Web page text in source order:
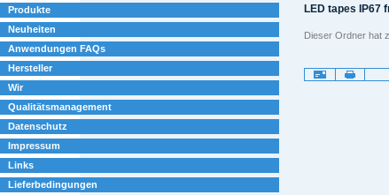
Produkte
Neuheiten
Anwendungen FAQs
Hersteller
Wir
Qualitätsmanagement
Datenschutz
Impressum
Links
Lieferbedingungen
LED tapes IP67
Dieser Ordner hat
Artikelaktionen